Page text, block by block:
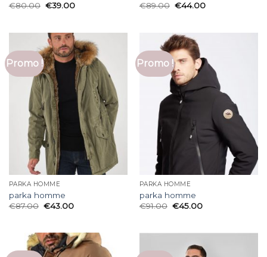
€80.00 €39.00
€89.00 €44.00
Promo !
PARKA HOMME
parka homme
€87.00 €43.00
Promo !
PARKA HOMME
parka homme
€91.00 €45.00